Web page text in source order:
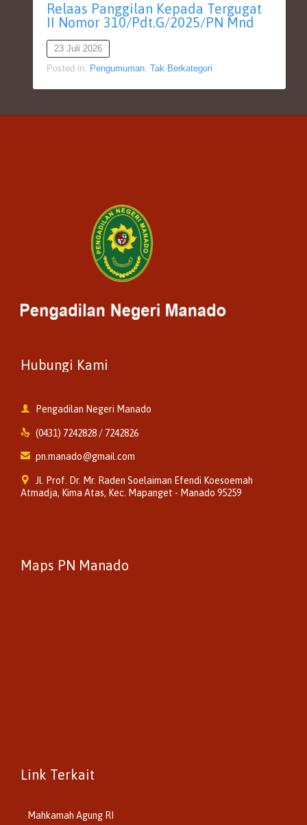
Relaas Panggilan Kepada Tergugat
II Nomor 310/Pdt.G/2025/PN Mnd
23 Juli 2026
Posted in: Pengumuman, Tak Berkategori
Hubungi Kami
 Pengadilan Negeri Manado
 (0431) 7242828 / 7242826
 pn.manado@gmail.com

Jl. Prof. Dr. Mr. Raden Soelaiman Efendi Koesoemah
Atmadja, Kima Atas, Kec. Mapanget - Manado 95259
Maps PN Manado
Link Terkait
Mahkamah Agung RI